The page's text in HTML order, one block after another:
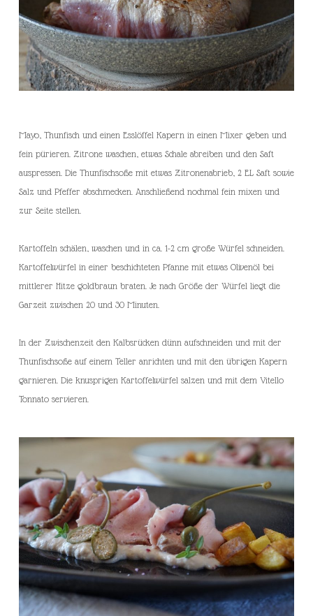
Mayo, Thunfisch und einen Esslöffel Kapern in einen Mixer geben und
fein pürieren. Zitrone waschen, etwas Schale abreiben und den Saft
auspressen. Die Thunfischsoße mit etwas Zitronenabrieb, 2 EL Saft sowie
Salz und Pfeffer abschmecken. Anschließend nochmal fein mixen und
zur Seite stellen.
Kartoffeln schälen, waschen und in ca. 1-2 cm große Würfel schneiden.
Kartoffelwürfel in einer beschichteten Pfanne mit etwas Olivenöl bei
mittlerer Hitze goldbraun braten. Je nach Größe der Würfel liegt die
Garzeit zwischen 20 und 30 Minuten.
In der Zwischenzeit den Kalbsrücken dünn aufschneiden und mit der
Thunfischsoße auf einem Teller anrichten und mit den übrigen Kapern
garnieren. Die knusprigen Kartoffelwürfel salzen und mit dem Vitello
Tonnato servieren.